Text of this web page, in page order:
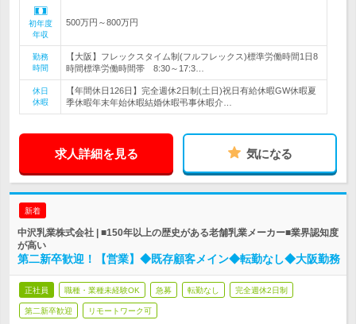
初年度
年収
500万円～800万円
勤務
時間
【大阪】フレックスタイム制(フルフレックス)標準労働時間1日8
時間標準労働時間帯 8:30～17:3…
休日
休暇
【年間休日126日】完全週休2日制(土日)祝日有給休暇GW休暇夏
季休暇年末年始休暇結婚休暇弔事休暇介…
求人詳細を見る 気になる
新着
中沢乳業株式会社 | ■150年以上の歴史がある老舗乳業メーカー■業界認知度
が高い
第二新卒歓迎！【営業】◆既存顧客メイン◆転勤なし◆大阪勤務
正社員 職種・業種未経験OK 急募 転勤なし 完全週休2日制
第二新卒歓迎 リモートワーク可